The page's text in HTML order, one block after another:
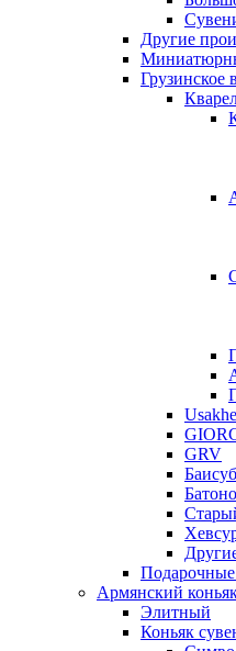
Другие
Грузинское
GRV
Батоно
Подарочные
Армянский
Элитный
Коньяк